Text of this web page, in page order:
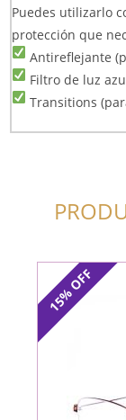
Puedes utilizarlo
protección que
Antireflejante
Filtro de luz
Transitions
15%
OFF